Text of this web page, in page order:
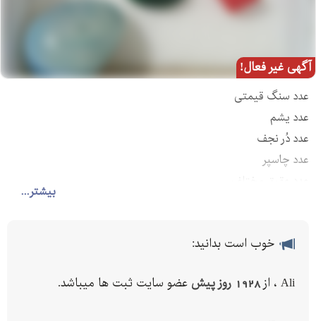
آگهی غیر فعال!
بیشتر...
عدد سنگ قیمتی
عدد یشم
عدد دُر نجف
عدد چاسپر
خوب است بدانید:
Ali ، از 1928 روز پیش عضو سایت ثبت ها میباشد.